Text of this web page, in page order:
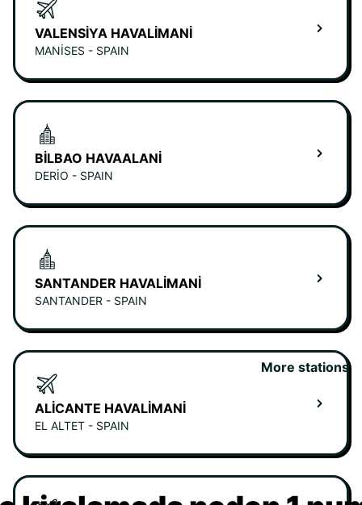
VALENSIYA HAVALIMANI
MANISES - SPAIN
BILBAO HAVAALANI
DERIO - SPAIN
SANTANDER HAVALIMANI
SANTANDER - SPAIN
ALICANTE HAVALIMANI
EL ALTET - SPAIN
More stations